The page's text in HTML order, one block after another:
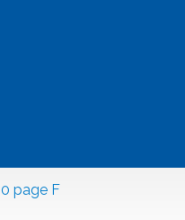
page F